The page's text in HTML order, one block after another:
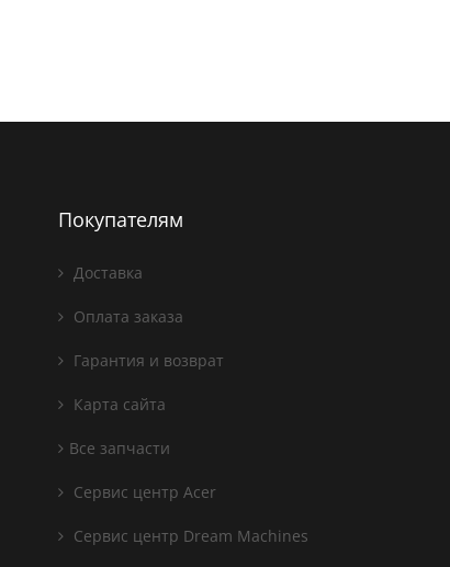
Покупателям
Доставка
Оплата заказа
Гарантия и возврат
Карта сайта
Все запчасти
Сервис центр Acer
Сервис центр Dream Machines